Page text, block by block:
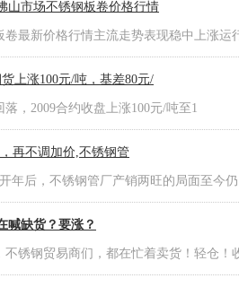
山市场不锈钢板卷价格行情
卷最新价格行情主流走势表现稳中上涨运
上涨100元/吨，基差80元/
，2009合约收盘上涨100元/吨至1
再不调加价,不锈钢管
年后，不锈钢管厂产销两旺的局面至今仍
喊缺货？要涨？
锈钢贸易商们，都在忙着卖货！轻仓！